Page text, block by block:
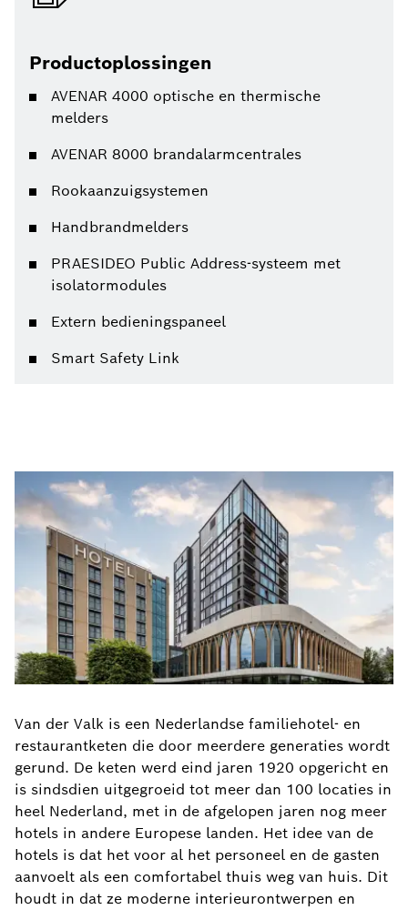
Productoplossingen
AVENAR 4000 optische en thermische
melders
AVENAR 8000 brandalarmcentrales
Rookaanzuigsystemen
Handbrandmelders
PRAESIDEO Public Address-systeem met
isolatormodules
Extern bedieningspaneel
Smart Safety Link
Van der Valk is een Nederlandse familiehotel- en
restaurantketen die door meerdere generaties wordt
gerund. De keten werd eind jaren 1920 opgericht en
is sindsdien uitgegroeid tot meer dan 100 locaties in
heel Nederland, met in de afgelopen jaren nog meer
hotels in andere Europese landen. Het idee van de
hotels is dat het voor al het personeel en de gasten
aanvoelt als een comfortabel thuis weg van huis. Dit
houdt in dat ze moderne interieurontwerpen en